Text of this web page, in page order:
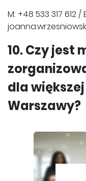
M: +48 533 317 612 /
10. Czy jest
dla
Warszawy?